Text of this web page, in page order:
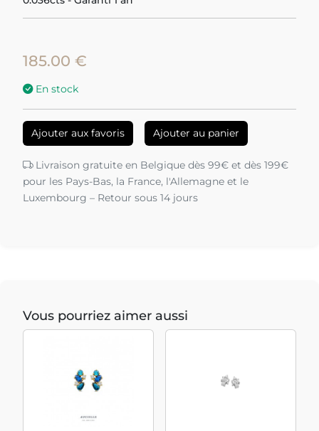
185.00 €
En stock
Ajouter aux favoris Ajouter au panier
Livraison gratuite en Belgique dès 99€ et dès 199€
pour les Pays-Bas, la France, l'Allemagne et le
Luxembourg – Retour sous 14 jours
Vous pourriez aimer aussi